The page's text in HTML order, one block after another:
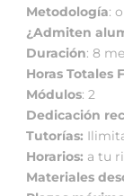
Metodología:
¿Admiten
Duración: 8
Horas Totales
Módulos: 2
Dedicación
Tutorías:
Horarios: a tu
Materiales